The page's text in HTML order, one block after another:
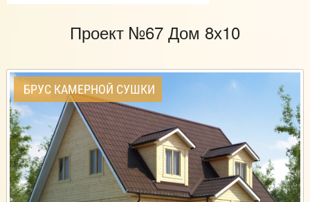
Проект №67 Дом 8х10
БРУС КАМЕРНОЙ СУШКИ